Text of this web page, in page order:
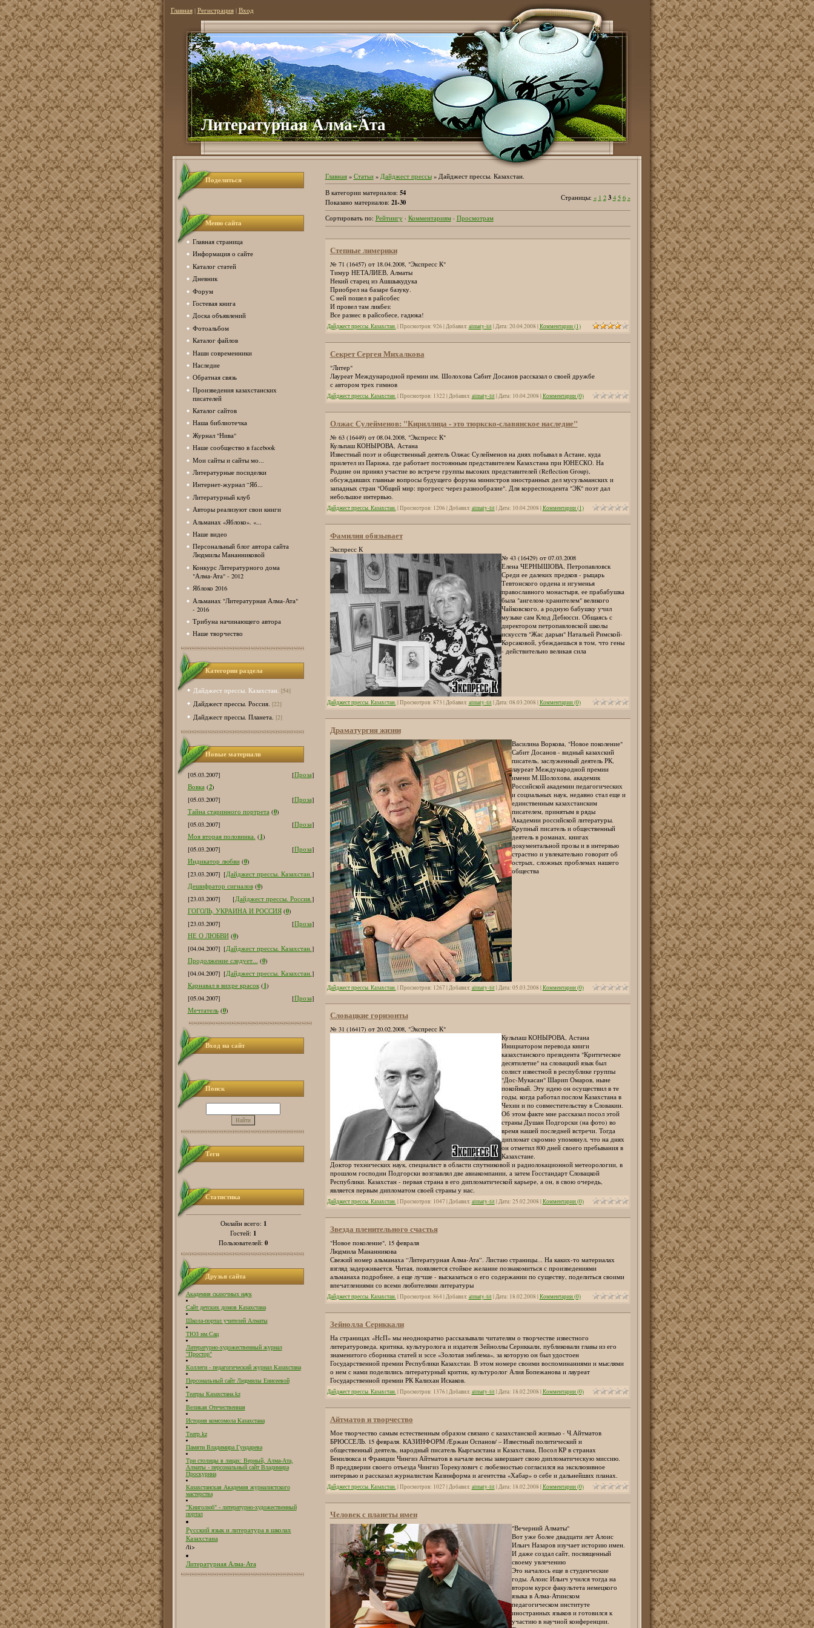
Главная| Регистрация| Вход
Литературная Алма-Ата
Поделиться
Меню сайта
Главная страница
Информация о сайте
Каталог статей
Дневник
Форум
Гостевая книга
Доска объявлений
Фотоальбом
Каталог файлов
Наши современники
Наследие
Обратная связь
Произведения казахстанских
писателей
Каталог сайтов
Наша библиотечка
Журнал "Нива"
Наше сообщество в facebook
Мои сайты и сайты мо...
Литературные посиделки
Интернет-журнал “Яб...
Литературный клуб
Авторы реализуют свои книги
Альманах «Яблоко». «...
Наше видео
Персональный блог автора сайта
Людмилы Мананниковой
Конкурс Литературного дома
"Алма-Ата" - 2012
Яблоко 2016
Альманах "Литературная Алма-Ата"
- 2016
Трибуна начинающего автора
Наше творчество
Категории раздела
Дайджест прессы. Казахстан. [54]
Дайджест прессы. Россия. [22]
Дайджест прессы. Планета. [2]
Новые материалв
[05.03.2007] [Проза]
Вовка (2)
[05.03.2007]
[Проза]
Тайна старинного портрета (0)
[05.03.2007]
[Проза]
Моя вторая половинка. (1)
[05.03.2007]
[Проза]
Индикатор любви (0)
[23.03.2007] [Дайджест прессы. Казахстан.]
Дешифратор сигналов (0)
[23.03.2007]
[Дайджест прессы. Россия.]
ГОГОЛЬ, УКРАИНА И РОССИЯ (0)
[23.03.2007]
[Проза]
НЕ О ЛЮБВИ (0)
[04.04.2007] [Дайджест прессы. Казахстан.]
Продолжение следует... (0)
[04.04.2007] [Дайджест прессы. Казахстан.]
Карнавал в вихре красок (1)
[05.04.2007]
[Проза]
Мечтатель (0)
Вход на сайт
Поиск
Теги
Статистика
Онлайн всего: 1
Гостей: 1
Пользователей: 0
Друзья сайта
Академия сказочных наук
Сайт детских домов Казахстана
Школа-портал учителей Алматы
ТЮЗ им.Сац
Литературно-художественный журнал
"Простор"
Коллеги - педагогический журнал Казахстана
Персональный сайт Людмилы Енисеевой
Театры Казахстана.kz
Великая Отечественная
История комсомола Казахстана
Театр.kz
Памяти Владимира Гундарева
Три столицы в лицах: Верный, Алма-Ата,
Алматы - персональный сайт Владимира
Проскурина
Казахстанская Академия журналистского
мастерства
"Книголюб" - литературно-художественный
портал
Русский язык и литература в школах
Казахстана
/li>
Литературная Алма-Ата
Главная» Статьи» Дайджест прессы» Дайджест прессы. Казахстан.
В категории материалов: 54
Показано материалов: 21-30 Страницы: « 1 2 3 4 5 6 »
Сортировать по: Рейтингу· Комментариям· Просмотрам
Степные лимерики
№ 71 (16457) от 18.04.2008, "Экспресс К"
Тимур НЕТАЛИЕВ, Алматы
Некий старец из Ашшыкудука
Приобрел на базаре базуку.
С ней пошел в райсобес
И провел там ликбез:
Все разнес в райсобесе, гадюка!
Дайджест прессы. Казахстан.| Просмотров: 926 | Добавил: almaty-lit| Дата: 20.04.2008 |Комментарии (1)
Секрет Сергея Михалкова
"Литер"
Лауреат Международной премии им. Шолохова Сабит Досанов рассказал о своей дружбе
с автором трех гимнов
Дайджест прессы. Казахстан.| Просмотров: 1322 | Добавил: almaty-lit| Дата: 10.04.2008 |Комментарии (0)
Олжас Сулейменов: "Кириллица - это тюркско-славянское наследие"
№ 63 (16449) от 08.04.2008, "Экспресс К"
Кульпаш КОНЫРОВА, Астана
Известный поэт и общественный деятель Олжас Сулейменов на днях побывал в Астане, куда
прилетел из Парижа, где работает постоянным представителем Казахстана при ЮНЕСКО. На
Родине он принял участие во встрече группы высоких представителей (Reflection Group),
обсуждавших главные вопросы будущего форума министров иностранных дел мусульманских и
западных стран "Общий мир: прогресс через разнообразие". Для корреспондента "ЭК" поэт дал
небольшое интервью.
Дайджест прессы. Казахстан.| Просмотров: 1206 | Добавил: almaty-lit| Дата: 10.04.2008 |Комментарии (1)
Фамилия обязывает
Экспресс К
№ 43 (16429) от 07.03.2008
Елена ЧЕРНЫШОВА, Петропавловск
Среди ее далеких предков - рыцарь
Тевтонского ордена и игуменья
православного монастыря, ее прабабушка
была "ангелом-хранителем" великого
Чайковского, а родную бабушку учил
музыке сам Клод Дебюсси. Общаясь с
директором петропавловской школы
искусств "Жас дарын" Натальей Римской-
Корсаковой, убеждаешься в том, что гены
- действительно великая сила
Дайджест прессы. Казахстан.| Просмотров: 873 | Добавил: almaty-lit| Дата: 08.03.2008 |Комментарии (0)
Драматургия жизни
Василина Воркова, "Новое поколение"
Сабит Досанов - видный казахский
писатель, заслуженный деятель РК,
лауреат Международной премии
имени М.Шолохова, академик
Российской академии педагогических
и социальных наук, недавно стал еще и
единственным казахстанским
писателем, принятым в ряды
Академии российской литературы.
Крупный писатель и общественный
деятель в романах, книгах
документальной прозы и в интервью
страстно и увлекательно говорит об
острых, сложных проблемах нашего
общества
Дайджест прессы. Казахстан.| Просмотров: 1267 | Добавил: almaty-lit| Дата: 05.03.2008 |Комментарии (0)
Словацкие горизонты
№ 31 (16417) от 20.02.2008, "Экспресс К"
Кульпаш КОНЫРОВА, Астана
Инициатором перевода книги
казахстанского президента "Критическое
десятилетие" на словацкий язык был
солист известной в республике группы
"Дос-Мукасан" Шарип Омаров, ныне
покойный. Эту идею он осуществил в те
годы, когда работал послом Казахстана в
Чехии и по совместительству в Словакии.
Об этом факте мне рассказал посол этой
страны Душан Подгорски (на фото) во
время нашей последней встречи. Тогда
дипломат скромно упомянул, что на днях
он отметил 800 дней своего пребывания в
Казахстане.
Доктор технических наук, специалист в области спутниковой и радиолокационной метеорологии, в
прошлом господин Подгорски возглавлял две авиакомпании, а затем Госстандарт Словацкой
Республики. Казахстан - первая страна в его дипломатической карьере, а он, в свою очередь,
является первым дипломатом своей страны у нас.
Дайджест прессы. Казахстан.| Просмотров: 1047 | Добавил: almaty-lit| Дата: 25.02.2008 |Комментарии (0)
Звезда пленительного счастья
"Новое поколение", 15 февраля
Людмила Мананникова
Свежий номер альманаха “Литературная Алма-Ата”. Листаю страницы... На каких-то материалах
взгляд задерживается. Читая, появляется стойкое желание познакомиться с произведениями
альманаха подробнее, а еще лучше - высказаться о его содержании по существу, поделиться своими
впечатлениями со всеми любителями литературы
Дайджест прессы. Казахстан.| Просмотров: 864 | Добавил: almaty-lit| Дата: 18.02.2008 |Комментарии (0)
Зейнолла Сериккали
На страницах «НсП» мы неоднократно рассказывали читателям о творчестве известного
литературоведа, критика, культуролога и издателя Зейноллы Сериккали, публиковали главы из его
знаменитого сборника статей и эссе «Золотая эмблема», за которую он был удостоен
Государственной премии Республики Казахстан. В этом номере своими воспоминаниями и мыслями
о нем с нами поделились литературный критик, культуролог Алия Бопежанова и лауреат
Государственной премии РК Калихан Искаков.
Дайджест прессы. Казахстан.| Просмотров: 1376 | Добавил: almaty-lit| Дата: 18.02.2008 |Комментарии (0)
Айтматов и творчество
Мое творчество самым естественным образом связано с казахстанской жизнью - Ч.Айтматов
БРЮССЕЛЬ. 15 февраля. КАЗИНФОРМ /Ержан Оспанов/ – Известный политический и
общественный деятель, народный писатель Кыргызстана и Казахстана, Посол КР в странах
Бенилюкса и Франции Чингиз Айтматов в начале весны завершает свою дипломатическую миссию.
В преддверии своего отъезда Чингиз Торекулович с любезностью согласился на эксклюзивное
интервью и рассказал журналистам Казинформа и агентства «Хабар» о себе и дальнейших планах.
Дайджест прессы. Казахстан.| Просмотров: 1027 | Добавил: almaty-lit| Дата: 18.02.2008 |Комментарии (0)
Человек с планеты имен
"Вечерний Алматы"
Вот уже более двадцати лет Алоис
Ильич Назаров изучает историю имен.
И даже создал сайт, посвященный
своему увлечению
Это началось еще в студенческие
годы. Алоис Ильич учился тогда на
втором курсе факультета немецкого
языка в Алма-Атинском
педагогическом институте
иностранных языков и готовился к
участию в научной конференции.